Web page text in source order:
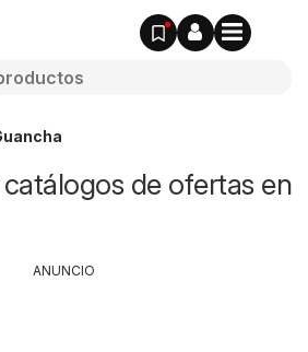
de ofertas en
ANUNCIO